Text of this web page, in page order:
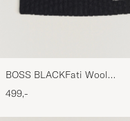
BOSS BLACKFati Wool
BeanieBlack
499,-